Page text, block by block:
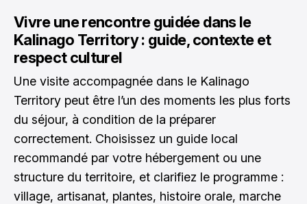
Vivre une rencontre guidée dans le
Kalinago Territory : guide, contexte et
respect culturel
Une visite accompagnée dans le Kalinago
Territory peut être l’un des moments les plus forts
du séjour, à condition de la préparer
correctement. Choisissez un guide local
recommandé par votre hébergement ou une
structure du territoire, et clarifiez le programme :
village, artisanat, plantes, histoire orale, marche